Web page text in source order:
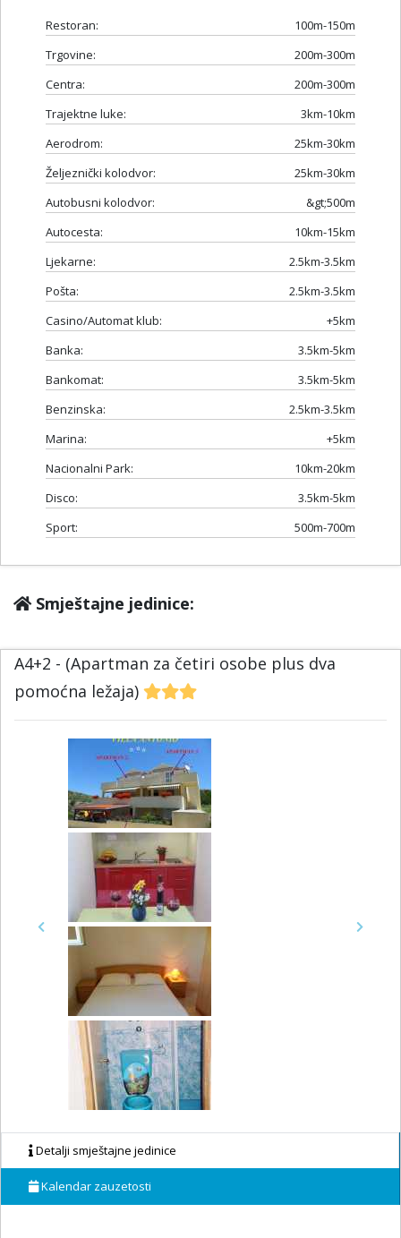
Restoran:
100m-150m
Trgovine:
200m-300m
Centra:
200m-300m
Trajektne luke:
3km-10km
Aerodrom:
25km-30km
Željeznički kolodvor:
25km-30km
Autobusni kolodvor:
&gt;500m
Autocesta:
10km-15km
Ljekarne:
2.5km-3.5km
Pošta:
2.5km-3.5km
Casino/Automat klub:
+5km
Banka:
3.5km-5km
Bankomat:
3.5km-5km
Benzinska:
2.5km-3.5km
Marina:
+5km
Nacionalni Park:
10km-20km
Disco:
3.5km-5km
Sport:
500m-700m
Smještajne jedinice:
A4+2 - (Apartman za četiri osobe plus dva
pomoćna ležaja)
Previous Next
Detalji smještajne jedinice
Kalendar zauzetosti